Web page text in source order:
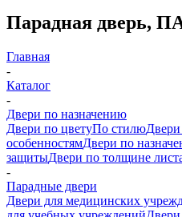
Парадная дверь,
Главная
-
Каталог
-
Двери по назначению
Двери по цветуПо стилюДвери
особенностямДвери по
защитыДвери по толщине
-
Парадные двери
Двери для медицинских